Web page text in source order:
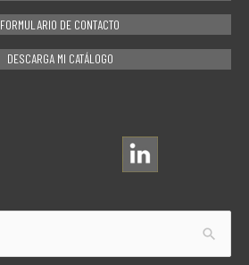
FORMULARIO DE CONTACTO
DESCARGA MI CATÁLOGO